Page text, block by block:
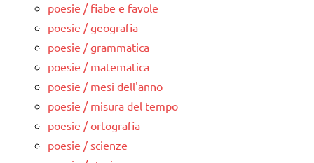
poesie / fiabe e favole
poesie / geografia
poesie / grammatica
poesie / matematica
poesie / mesi dell'anno
poesie / misura del tempo
poesie / ortografia
poesie / scienze